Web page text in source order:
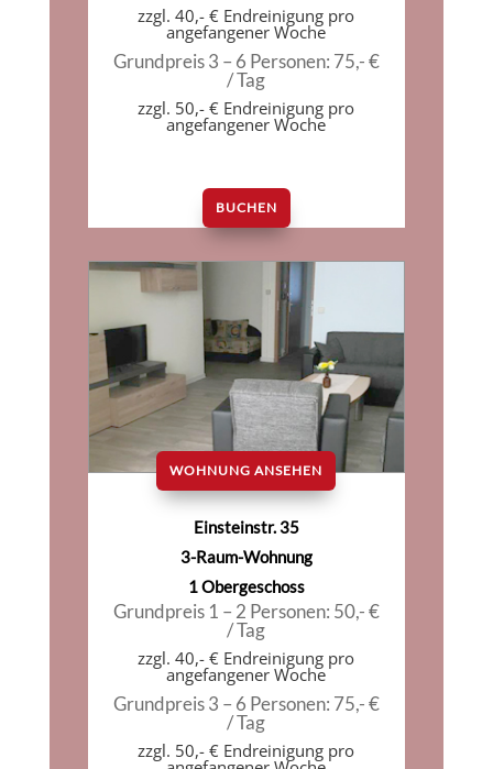
zzgl. 40,- € Endreinigung pro
angefangener Woche
Grundpreis 3 – 6 Personen: 75,- €
/ Tag
zzgl. 50,- € Endreinigung pro
angefangener Woche
BUCHEN
WOHNUNG ANSEHEN
Einsteinstr. 35
3-Raum-Wohnung
1 Obergeschoss
Grundpreis 1 – 2 Personen: 50,- €
/ Tag
zzgl. 40,- € Endreinigung pro
angefangener Woche
Grundpreis 3 – 6 Personen: 75,- €
/ Tag
zzgl. 50,- € Endreinigung pro